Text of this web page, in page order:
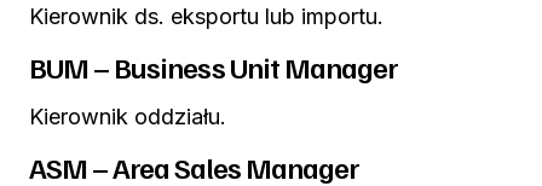
Kierownik ds. eksportu lub importu.
BUM – Business Unit Manager
Kierownik oddziału.
ASM – Area Sales Manager